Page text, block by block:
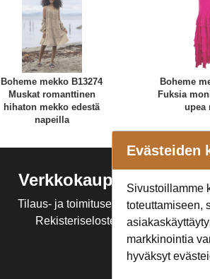
Boheme mekko B13274
Muskat romanttinen
hihaton mekko edestä
napeilla
Boheme
Fuksia
upea
Verkkokauppa
Tilaus- ja toimitusehdot
Rekisteriseloste
Evästeiden
Sivustoillamme
toteuttamiseen,
markkinointia
hyväksyt